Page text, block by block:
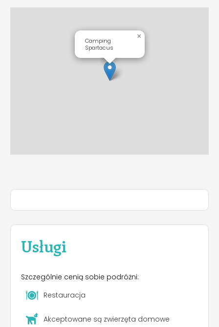
Usługi
Szczególnie cenią sobie podróżni:
Restauracja
Akceptowane są zwierzęta domowe
Camping
Spartacus
×